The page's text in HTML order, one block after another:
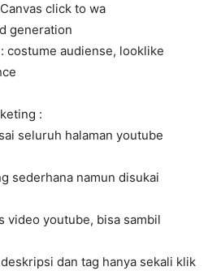
click to wa
generation
costume audiense, looklike
:
seluruh halaman youtube
sederhana namun disukai
video youtube, bisa sambil
dan tag hanya sekali klik